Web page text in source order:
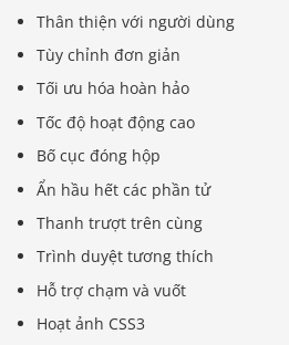
Thân thiện với người dùng
Tùy chỉnh đơn giản
Tối ưu hóa hoàn hảo
Tốc độ hoạt động cao
Bố cục đóng hộp
Ẩn hầu hết các phần tử
Thanh trượt trên cùng
Trình duyệt tương thích
Hỗ trợ chạm và vuốt
Hoạt ảnh CSS3